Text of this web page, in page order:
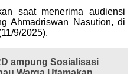
saat menerima audiensi
Ahmadriswan Nasution, di
9/2025).
ampung Sosialisasi